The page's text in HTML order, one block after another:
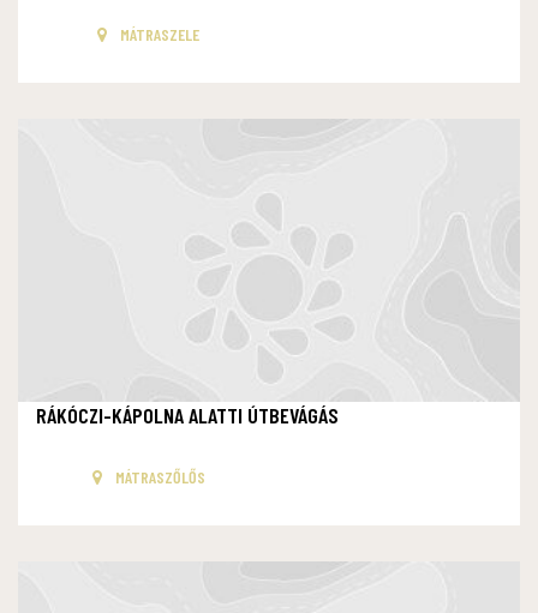
MÁTRASZELE
RÁKÓCZI-KÁPOLNA ALATTI ÚTBEVÁGÁS
MÁTRASZŐLŐS